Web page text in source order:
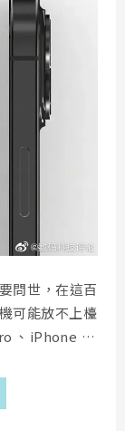
問世，在這百
可能放不上檯
、iPhone 13
120Hz 高更